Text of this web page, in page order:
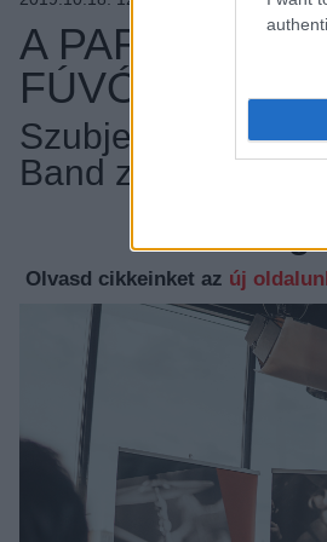
A PARTRA
FÚVÓSOK
Szubjektív
Band zsűriasztala
Olvasd cikkeinket az új